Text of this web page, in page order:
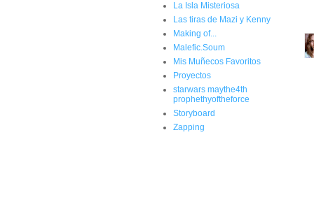
La Isla Misteriosa
Las tiras de Mazi y Kenny
Making of...
Malefic.Soum
Mis Muñecos Favoritos
Proyectos
starwars maythe4th
prophethyoftheforce
Storyboard
Zapping